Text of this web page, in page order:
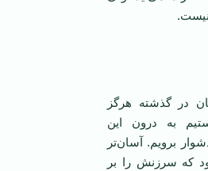
نیست.
در گذشته هرگز
به درون این
برویم. آسان‌تر
که سرزنش را بر